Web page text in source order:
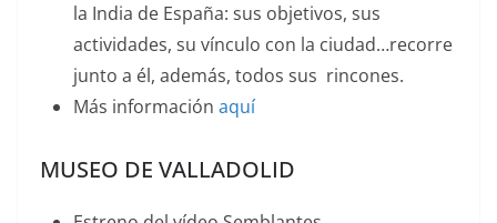
la India de España: sus objetivos, sus
actividades, su vínculo con la ciudad…recorre
junto a él, además, todos sus rincones.
Más información aquí
MUSEO DE VALLADOLID